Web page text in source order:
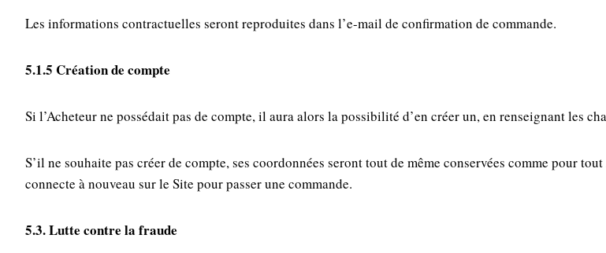
Les informations contractuelles seront reproduites dans l’e-mail de confirmation de commande.
5.1.5 Création de compte
Si l’Acheteur ne possédait pas de compte, il aura alors la possibilité d’en créer un, en renseignant les
S’il ne souhaite pas créer de compte, ses coordonnées seront tout de même conservées comme pour
connecte à nouveau sur le Site pour passer une commande.
5.3. Lutte contre la fraude